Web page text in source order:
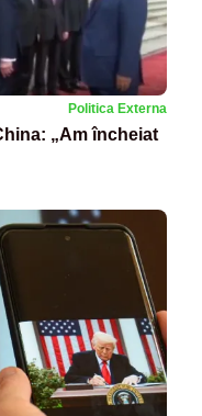
Politica Externa
„Am încheiat